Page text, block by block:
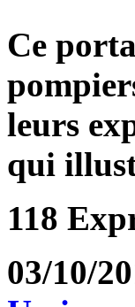
Ce
leurs
qui
118
03/10/